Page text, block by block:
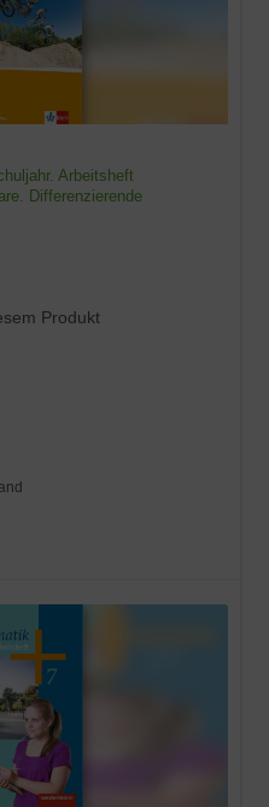
Arbeitsheft
Differenzierende
Produkt